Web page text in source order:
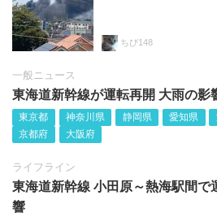
ちび148
一般ニュース
東海道新幹線が運転再開 大雨の影
東京都 神奈川県 静岡県 愛知県
京都府
大阪府
ライフライン
東海道新幹線 小田原～熱海駅間で
響